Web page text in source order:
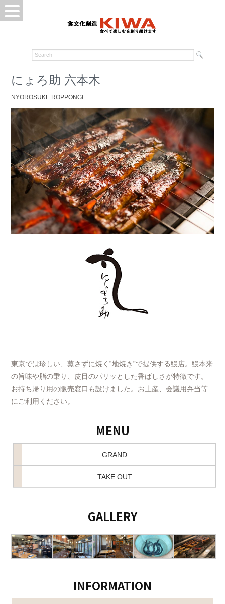
にょろ助 六本木
NYOROSUKE ROPPONGI
東京では珍しい、蒸さずに焼く‟地焼き”で提供する鰻店。鰻本来
の旨味や脂の乗り、皮目のパリッとした香ばしさが特徴です。
お持ち帰り用の販売窓口も設けました。お土産、会議用弁当等
にご利用ください。
MENU
GRAND
TAKE OUT
GALLERY
INFORMATION